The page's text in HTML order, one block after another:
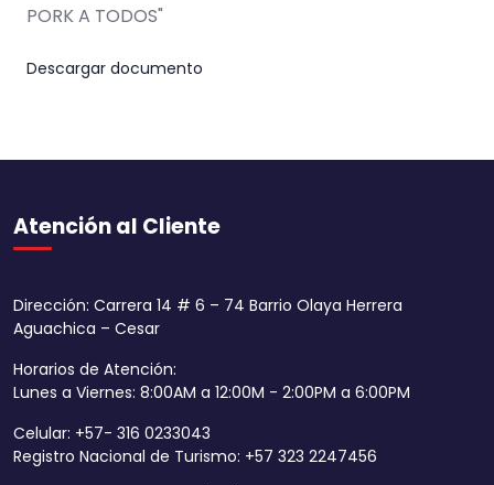
PORK A TODOS"
Descargar documento
Atención al Cliente
Dirección: Carrera 14 # 6 – 74 Barrio Olaya Herrera
Aguachica – Cesar
Horarios de Atención:
Lunes a Viernes: 8:00AM a 12:00M - 2:00PM a 6:00PM
Celular: +57- 316 0233043
Registro Nacional de Turismo: +57 323 2247456